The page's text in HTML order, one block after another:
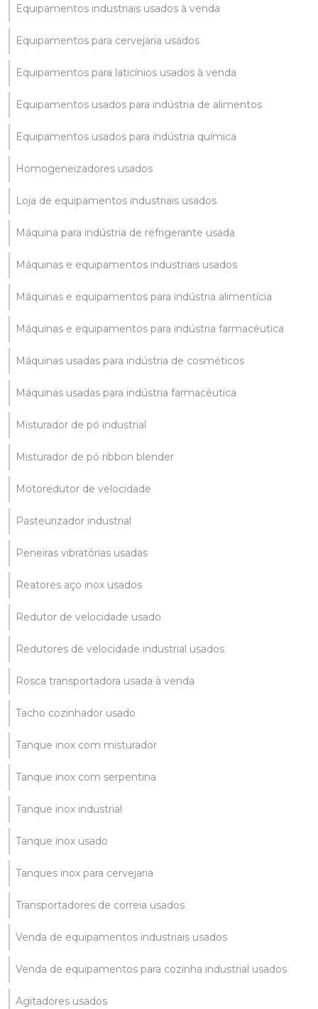
Equipamentos industriais usados à venda
Equipamentos para cervejaria usados
Equipamentos para laticínios usados à venda
Equipamentos usados para indústria de alimentos
Equipamentos usados para indústria química
Homogeneizadores usados
Loja de equipamentos industriais usados
Máquina para indústria de refrigerante usada
Máquinas e equipamentos industriais usados
Máquinas e equipamentos para indústria alimentícia
Máquinas e equipamentos para indústria farmacêutica
Máquinas usadas para indústria de cosméticos
Máquinas usadas para indústria farmacêutica
Misturador de pó industrial
Misturador de pó ribbon blender
Motoredutor de velocidade
Pasteurizador industrial
Peneiras vibratórias usadas
Reatores aço inox usados
Redutor de velocidade usado
Redutores de velocidade industrial usados
Rosca transportadora usada à venda
Tacho cozinhador usado
Tanque inox com misturador
Tanque inox com serpentina
Tanque inox industrial
Tanque inox usado
Tanques inox para cervejaria
Transportadores de correia usados
Venda de equipamentos industriais usados
Venda de equipamentos para cozinha industrial usados
Agitadores usados